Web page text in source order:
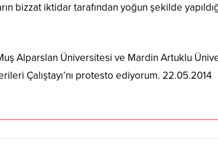
bizzat iktidar tarafından yoğun şekilde
Alparslan Üniversitesi ve Mardin Artuklu
Çalıştayı’nı protesto ediyorum. 22.05.2014